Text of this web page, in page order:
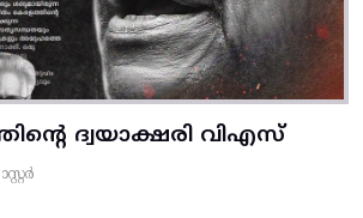
ദ്വയാക്ഷരി വിഎസ്